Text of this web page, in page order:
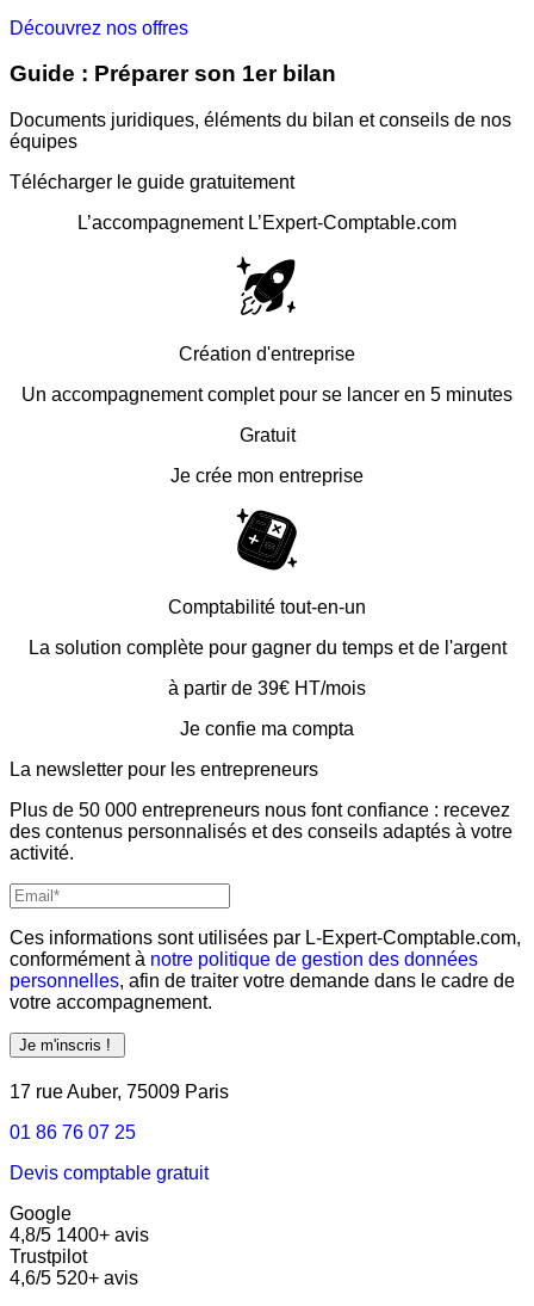
Découvrez nos offres
Guide : Préparer son 1er bilan
Documents juridiques, éléments du bilan et conseils de nos
équipes
Télécharger le guide gratuitement
L’accompagnement L’Expert-Comptable.com
Création d'entreprise
Un accompagnement complet pour se lancer en 5 minutes
Gratuit
Je crée mon entreprise
Comptabilité tout-en-un
La solution complète pour gagner du temps et de l'argent
à partir de 39€ HT/mois
Je confie ma compta
La newsletter pour les entrepreneurs
Plus de 50 000 entrepreneurs nous font confiance : recevez
des contenus personnalisés et des conseils adaptés à votre
activité.
Ces informations sont utilisées par L-Expert-Comptable.com,
conformément à notre politique de gestion des données
personnelles, afin de traiter votre demande dans le cadre de
votre accompagnement.
17 rue Auber, 75009 Paris
01 86 76 07 25
Devis comptable gratuit
Google
4,8/5 1400+ avis
Trustpilot
4,6/5 520+ avis